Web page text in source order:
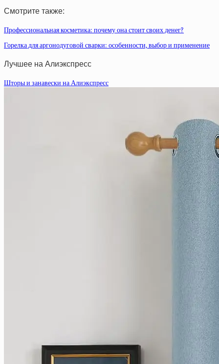
Смотрите также:
Профессиональная косметика: почему она стоит своих денег?
Горелка для аргонодуговой сварки: особенности, выбор и применение
Лучшее на Алиэкспресс
Шторы и занавески на Алиэкспресс